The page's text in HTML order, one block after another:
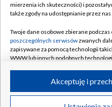
Naziemna Telewizja
Rada Programowa
System NOS
Informacje o nadawcy
Program dla prasy
©2026 Telewizja
mierzenia ich skuteczności) i
także zgody na udostępnianie przez
Twoje dane osobowe zbierane
poszczególnych serwisówzwanych
zapisywane za pomocą technologii
WWW lub innych podobnych
ruchu w Internecie.
Twoje dane osobowe zbierane
Akceptuję i